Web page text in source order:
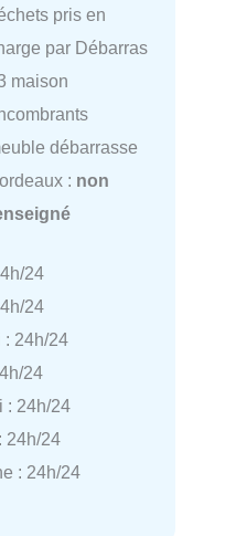
pris en
par Débarras
maison
débarrasse
: non
24
24
: 24h/24
24
: 24h/24
24h/24
: 24h/24